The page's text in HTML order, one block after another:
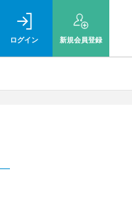
ログイン 新規会員登録